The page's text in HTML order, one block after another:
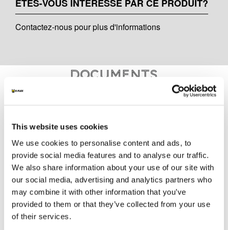
This website uses cookies
We use cookies to personalise content and ads, to
provide social media features and to analyse our traffic.
We also share information about your use of our site with
our social media, advertising and analytics partners who
may combine it with other information that you’ve
provided to them or that they’ve collected from your use
of their services.
ÊTES-VOUS INTÉRESSÉ PAR CE PRODUIT?
Contactez-nous pour plus d'informations
Documents
K-FLEX TARIF 2026
SRC ECO - SRC ST CATALOGUE 2026
AUTRES DOCUMENTS